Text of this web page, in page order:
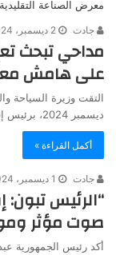
جادت 2 ديسمبر، 2024
مداحي تبحث
على هامش
ديسمبر 2024، برئيس إقليم لومبارديا الإيطالي، السيد أتيلو فونتانا،…
أكمل القراءة »
جادت 1 ديسمبر، 2024
“الرئيس تبون:
صوت مؤثر
أكد رئيس الجمهورية